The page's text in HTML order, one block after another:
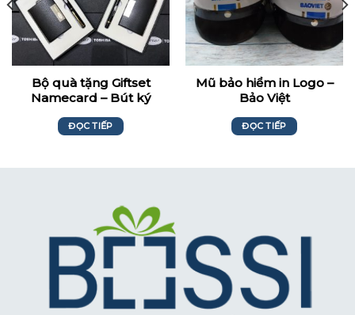
Bộ quà tặng Giftset
Namecard – Bút ký
ĐỌC TIẾP
Mũ bảo hiểm in Logo –
Bảo Việt
ĐỌC TIẾP